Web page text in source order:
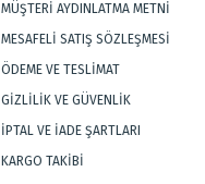
Gönder
MÜŞTERİ AYDINLATMA METNİ
MESAFELİ SATIŞ SÖZLEŞMESİ
ÖDEME VE TESLİMAT
GİZLİLİK VE GÜVENLİK
İPTAL VE İADE ŞARTLARI
KARGO TAKİBİ